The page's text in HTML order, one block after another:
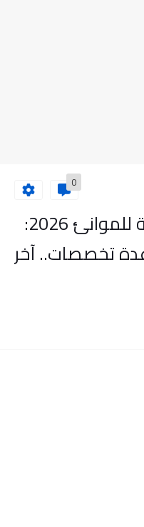
0
مباريات الوكالة الوطنية للموانئ 2026:
عدة تخصصات.. آخر